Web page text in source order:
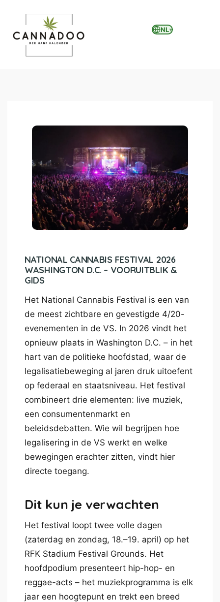
NL▾
NATIONAL CANNABIS FESTIVAL 2026
WASHINGTON D.C. – VOORUITBLIK &
GIDS
Het National Cannabis Festival is een van
de meest zichtbare en gevestigde 4/20-
evenementen in de VS. In 2026 vindt het
opnieuw plaats in Washington D.C. – in het
hart van de politieke hoofdstad, waar de
legalisatiebeweging al jaren druk uitoefent
op federaal en staatsniveau. Het festival
combineert drie elementen: live muziek,
een consumentenmarkt en
beleidsdebatten. Wie wil begrijpen hoe
legalisering in de VS werkt en welke
bewegingen erachter zitten, vindt hier
directe toegang.
Dit kun je verwachten
Het festival loopt twee volle dagen
(zaterdag en zondag, 18.–19. april) op het
RFK Stadium Festival Grounds. Het
hoofdpodium presenteert hip-hop- en
reggae-acts – het muziekprogramma is elk
jaar een hoogtepunt en trekt een breed